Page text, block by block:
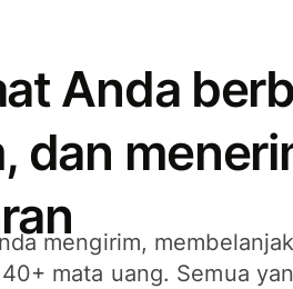
Anda
dan
mengirim,
mata uang. Semua